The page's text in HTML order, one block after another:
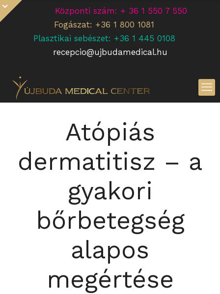
Központi szám: + 36 1 550 7 550
Fogászat: +36 1 800 1081
Plasztikai sebészet: +36 1 445 0108
recepcio@ujbudamedical.hu
Atópiás
dermatitisz – a
gyakori
bőrbetegség
alapos
megértése